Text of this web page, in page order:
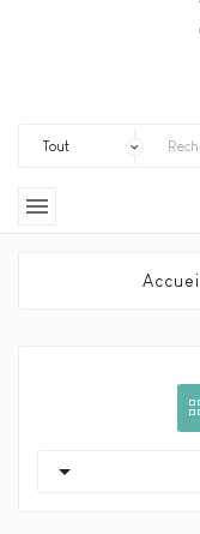

Accueil
